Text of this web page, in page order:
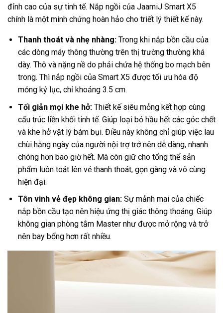
đỉnh cao của sự tinh tế. Nắp ngồi của JaamiJ Smart X5
chính là một minh chứng hoàn hảo cho triết lý thiết kế này.
Thanh thoát và nhẹ nhàng:Trong khi nắp bồn cầu của
các dòng máy thông thường trên thị trường thường khá
dày. Thô và nặng nề do phải chứa hệ thống bo mạch bên
trong. Thì nắp ngồi của Smart X5 được tối ưu hóa độ
mỏng kỷ lục, chỉ khoảng 3.5 cm.
Tối giản mọi khe hở:Thiết kế siêu mỏng kết hợp cùng
cấu trúc liền khối tinh tế. Giúp loại bỏ hầu hết các góc chết
và khe hở vật lý bám bụi. Điều này không chỉ giúp việc lau
chùi hằng ngày của người nội trợ trở nên dễ dàng, nhanh
chóng hơn bao giờ hết. Mà còn giữ cho tổng thể sản
phẩm luôn toát lên vẻ thanh thoát, gọn gàng và vô cùng
hiện đại.
Tôn vinh vẻ đẹp không gian:Sự mảnh mai của chiếc
nắp bồn cầu tạo nên hiệu ứng thị giác thông thoáng. Giúp
không gian phòng tắm Master như được mở rộng và trở
nên bay bổng hơn rất nhiều.